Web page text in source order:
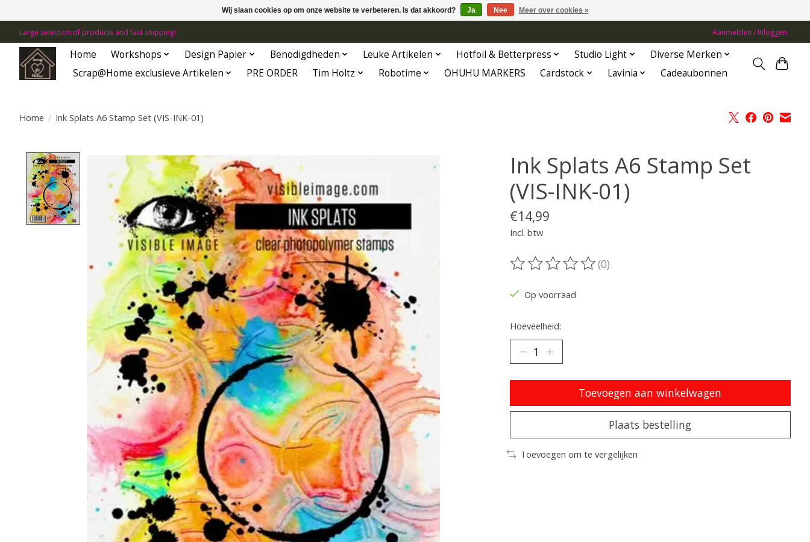
Large selection of products and fast shipping! Aanmelden / Inloggen
Home Workshops Design Papier Benodigdheden Leuke Artikelen Hotfoil & Betterpress Studio Light
Diverse Merken
Scrap@Home exclusieve Artikelen
PRE ORDER Tim Holtz Robotime OHUHU MARKERS Cardstock Lavinia Cadeaubonnen
Home / Ink Splats A6 Stamp Set (VIS-INK-01)
Product image slideshow Items
Ink Splats A6 Stamp Set
(VIS-INK-01)
€14,99
Incl. btw
De beoordeling van dit product is
(0)
Op voorraad
Hoeveelheid:
Toevoegen aan winkelwagen
Plaats bestelling
Toevoegen om te vergelijken
Wij slaan cookies op om onze website te verbeteren. Is dat akkoord? Ja Nee Meer over cookies »